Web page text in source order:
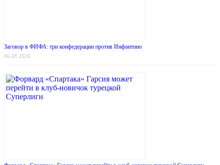
Заговор в ФИФА: три конфедерации против Инфантино
06.08.2026